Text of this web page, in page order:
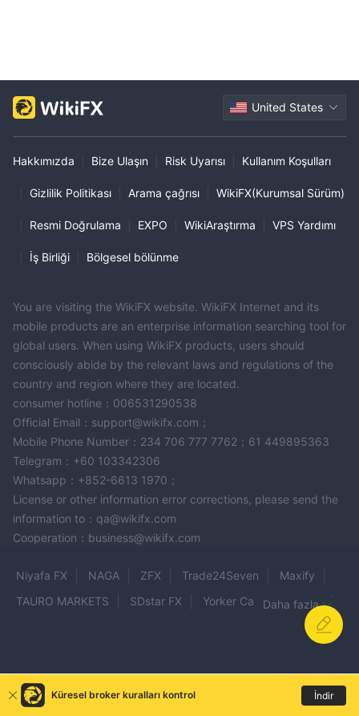
United States
Hakkımızda Bize Ulaşın Risk Uyarısı Kullanım Koşulları
Gizlilik Politikası Arama çağrısı WikiFX(Kurumsal Sürüm)
Resmi Doğrulama EXPO WikiAraştırma VPS Yardımı
İş Birliği Bölgesel bölünme
You are visiting the WikiFX website. WikiFX Internet and its
mobile products are an enterprise information searching tool for
global users. When using WikiFX products, users should
consciously abide by the relevant laws and regulations of the
country and region where they are located.
consumer hotline：006531290538
Official Email：support@wikifx.com；
Mobile Phone Number：234 706 777 7762；61 449895363
Telegram：+60 103342306
Whatsapp：+852-6613 1970；
License or other information error corrections, please send the
information to：qa@wikifx.com
Cooperation：business@wikifx.com
Niyafa FX NAGA ZFX Trade24Seven
Maxify
TAURO MARKETS
SDstar FX
Yorker Capital Markets
OCTA
FXPremax DMX Markets
Xtrade
StrattonMarkets
Daha fazla
Küresel broker kuralları kontrol İndir